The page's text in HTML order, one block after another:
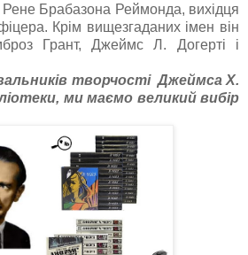
Рене Брабазона Реймонда, вихідця
Крім вищезгаданих імен він
Грант, Джеймс Л. Догерті і
творчості Джеймса Х.
ми маємо великий вибір